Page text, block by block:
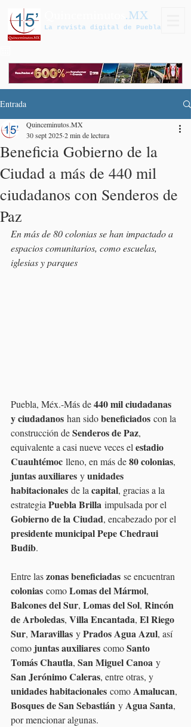
.MX
La revista digital de Puebla
Entrada
Beneficia Gobierno de la
Ciudad a más de 440 mil
ciudadanos con Senderos de
Paz
Quinceminutos.MX
30 sept 20252 min de lectura
En más de 80 colonias se han impactado a
espacios comunitarios, como escuelas,
iglesias y parques
Puebla, Méx.-Más de 440 mil ciudadanas
y ciudadanos han sido beneficiados con la
construcción de Senderos de Paz,
equivalente a casi nueve veces el estadio
Cuauhtémoc lleno, en más de 80 colonias,
juntas auxiliares y unidades
habitacionales de la capital, gracias a la
estrategia Puebla Brilla impulsada por el
Gobierno de la Ciudad, encabezado por el
presidente municipal Pepe Chedraui
Budib.
Entre las zonas beneficiadas se encuentran
colonias como Lomas del Mármol,
Balcones del Sur, Lomas del Sol, Rincón
de Arboledas, Villa Encantada, El Riego
Sur, Maravillas y Prados Agua Azul, así
como juntas auxiliares como Santo
Tomás Chautla, San Miguel Canoa y
San Jerónimo Caleras, entre otras, y
unidades habitacionales como Amalucan,
Bosques de San Sebastián y Agua Santa,
por mencionar algunas.